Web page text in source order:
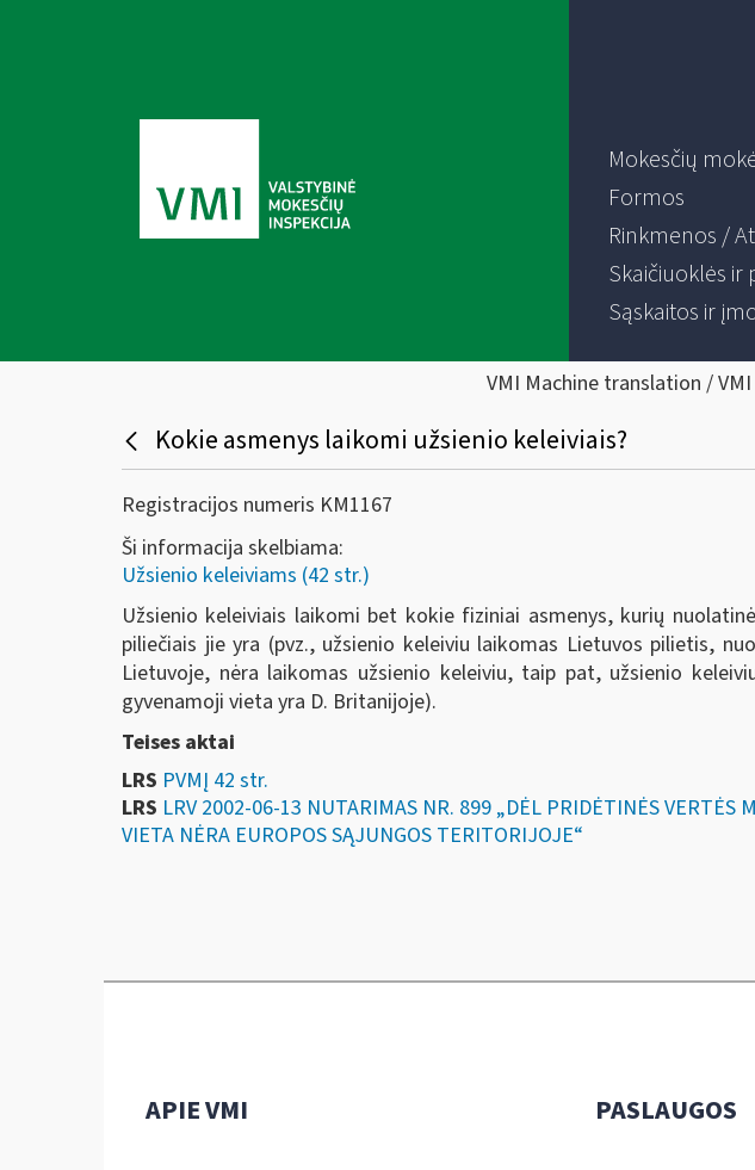
Mokesčių
Formos
Rinkmenos /
Skaičiuoklės ir
Sąskaitos ir
VMI Machine translation /
Kokie asmenys laikomi užsienio keleiviais?
Registracijos numeris KM1167
Ši informacija skelbiama:
Užsienio keleiviams (42 str.)
Užsienio keleiviais laikomi bet kokie fiziniai asmenys, kurių
piliečiais jie yra (pvz., užsienio keleiviu laikomas Lietuvos pilietis,
Lietuvoje, nėra laikomas užsienio keleiviu, taip pat, užsienio
gyvenamoji vieta yra D. Britanijoje).
Teises aktai
LRS PVMĮ 42 str.
LRS LRV 2002-06-13 NUTARIMAS NR. 899 „DĖL PRIDĖTINĖS
VIETA NĖRA EUROPOS SĄJUNGOS TERITORIJOJE“
APIE VMI PASLAUGOS